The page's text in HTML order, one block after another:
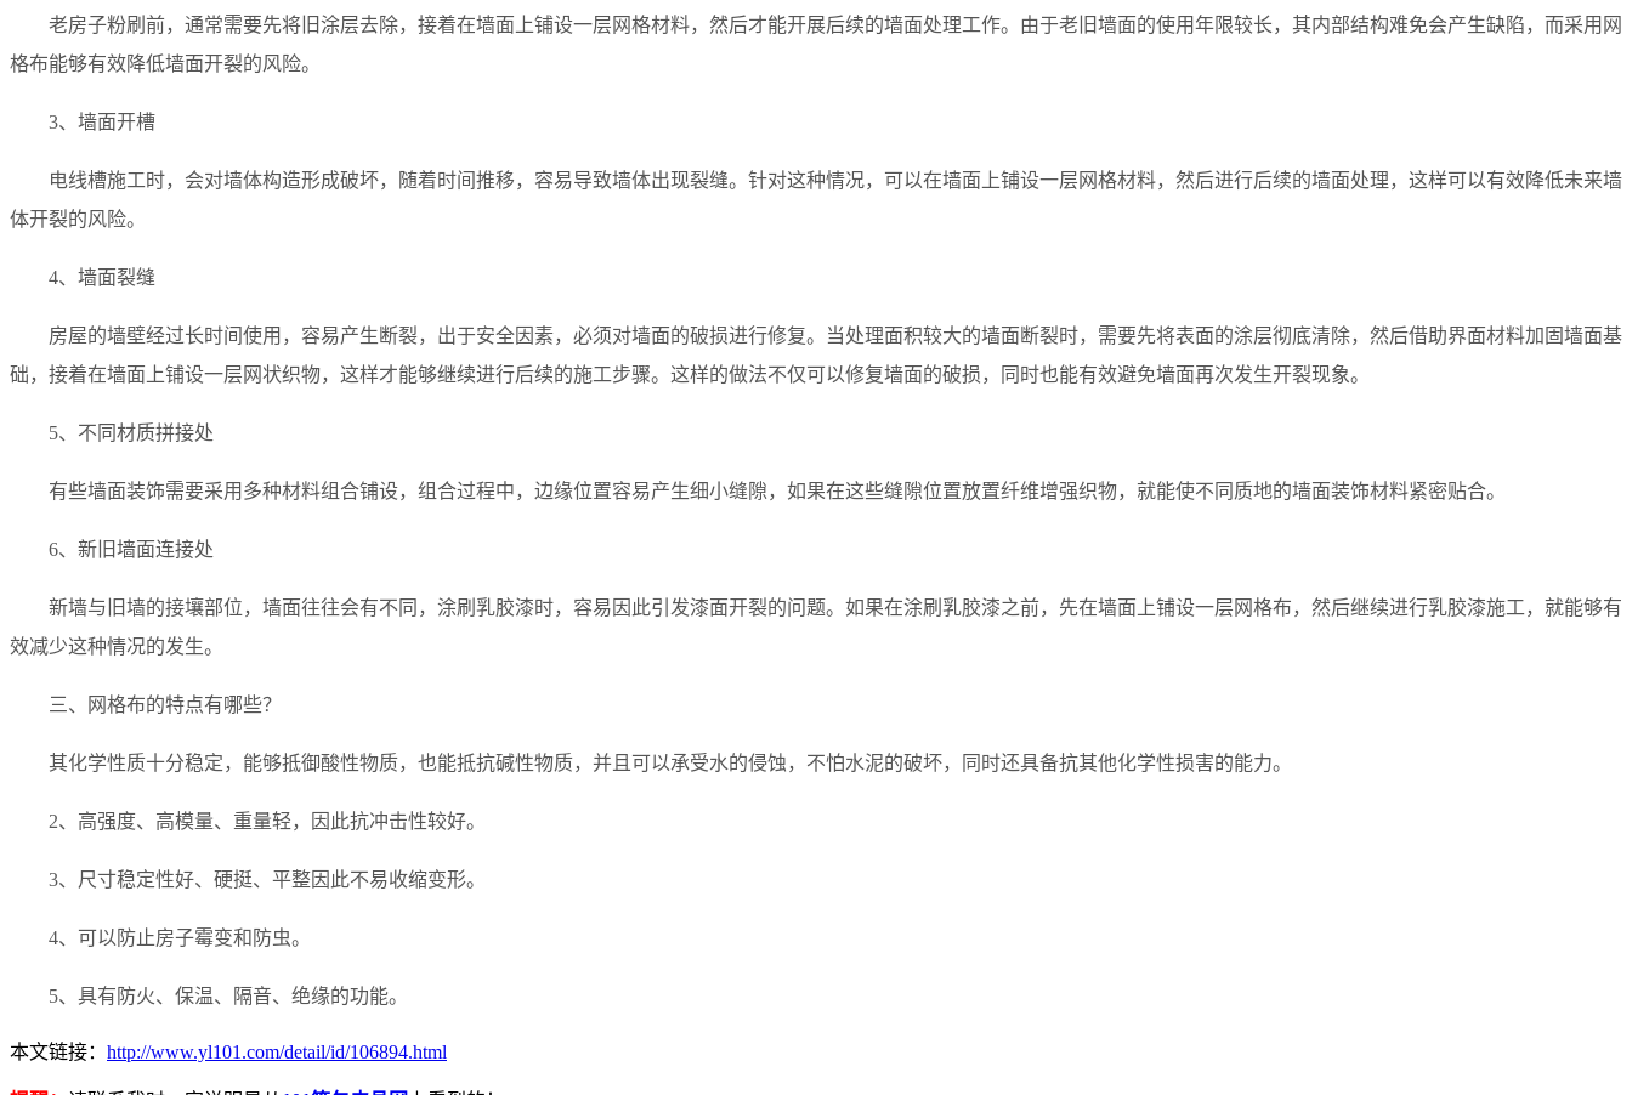
老房子粉刷前，通常需要先将旧涂层去除，接着在墙面上铺设一层网格材料，然后才能开展后续的墙面处理工作。由于老旧墙面的使用年限较长，其内部结构难免会产生缺陷，而采用网
格布能够有效降低墙面开裂的风险。
3、墙面开槽
电线槽施工时，会对墙体构造形成破坏，随着时间推移，容易导致墙体出现裂缝。针对这种情况，可以在墙面上铺设一层网格材料，然后进行后续的墙面处理，这样可以有效降低未来墙
体开裂的风险。
4、墙面裂缝
房屋的墙壁经过长时间使用，容易产生断裂，出于安全因素，必须对墙面的破损进行修复。当处理面积较大的墙面断裂时，需要先将表面的涂层彻底清除，然后借助界面材料加固墙面基
础，接着在墙面上铺设一层网状织物，这样才能够继续进行后续的施工步骤。这样的做法不仅可以修复墙面的破损，同时也能有效避免墙面再次发生开裂现象。
5、不同材质拼接处
有些墙面装饰需要采用多种材料组合铺设，组合过程中，边缘位置容易产生细小缝隙，如果在这些缝隙位置放置纤维增强织物，就能使不同质地的墙面装饰材料紧密贴合。
6、新旧墙面连接处
新墙与旧墙的接壤部位，墙面往往会有不同，涂刷乳胶漆时，容易因此引发漆面开裂的问题。如果在涂刷乳胶漆之前，先在墙面上铺设一层网格布，然后继续进行乳胶漆施工，就能够有
效减少这种情况的发生。
三、网格布的特点有哪些？
其化学性质十分稳定，能够抵御酸性物质，也能抵抗碱性物质，并且可以承受水的侵蚀，不怕水泥的破坏，同时还具备抗其他化学性损害的能力。
2、高强度、高模量、重量轻，因此抗冲击性较好。
3、尺寸稳定性好、硬挺、平整因此不易收缩变形。
4、可以防止房子霉变和防虫。
5、具有防火、保温、隔音、绝缘的功能。
本文链接： http://www.yl101.com/detail/id/106894.html